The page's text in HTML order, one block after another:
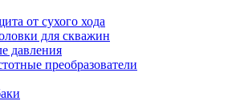
от сухого хода
для скважин
давления
преобразователи